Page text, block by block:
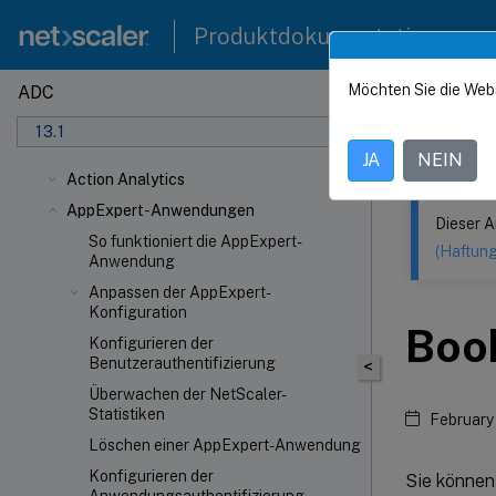
Produktdokumentation
ADC
13.1
Action Analytics
AppExpert-Anwendungen
So funktioniert die AppExpert-
Anwendung
Anpassen der AppExpert-
Konfiguration
Konfigurieren der
Benutzerauthentifizierung
Überwachen der NetScaler-
Statistiken
Löschen einer AppExpert-Anwendung
Konfigurieren der
Dieser Inhalt
<
Dieser
Sie
Möchten Sie die
JA NEIN